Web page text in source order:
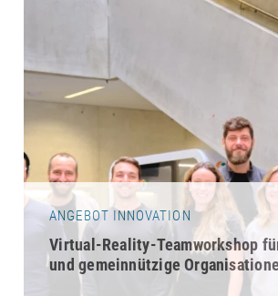
ANGEBOT INNOVATION
Virtual-Reality-Teamworkshop
und gemeinnützige